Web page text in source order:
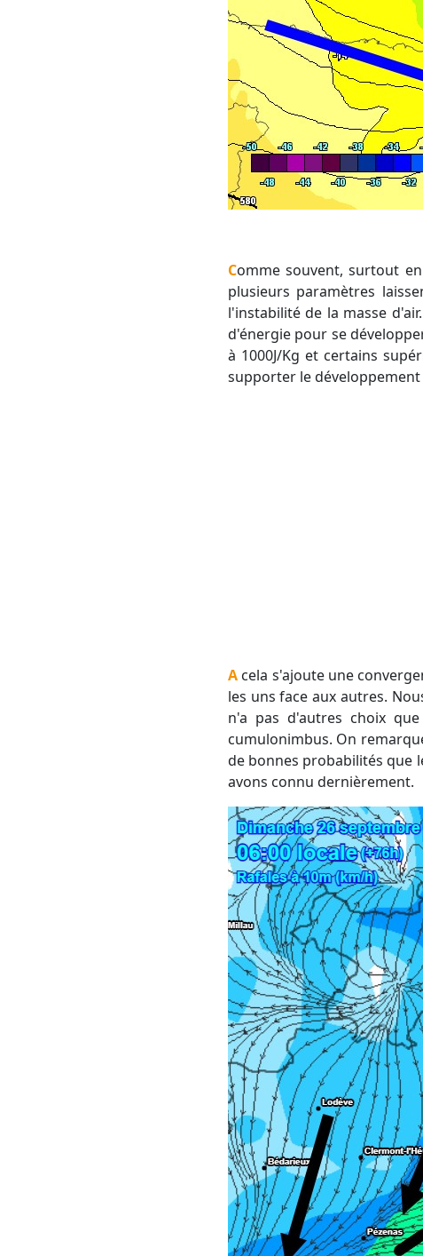
Comme souvent, surtout en ce moment, des incertitudes sont présentes autour de ces orages. Toutefois,
plusieurs paramètres
l'instabilité de la masse
d'énergie pour se
à 1000J/Kg et certains
supporter le développement
A cela s'ajoute une convergence de vents en basses couches. Cela signifie que plusieurs vents viennent buter
les uns face aux autres.
n'a pas d'autres choix
cumulonimbus. On
de bonnes probabilités que
avons connu dernièrement.